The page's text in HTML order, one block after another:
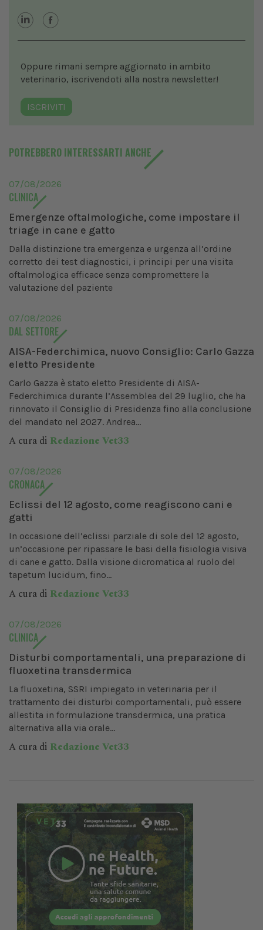
Oppure rimani sempre aggiornato in ambito
veterinario, iscrivendoti alla nostra newsletter!
ISCRIVITI
POTREBBERO INTERESSARTI ANCHE
07/08/2026
CLINICA
Emergenze oftalmologiche, come impostare il
triage in cane e gatto
Dalla distinzione tra emergenza e urgenza all’ordine
corretto dei test diagnostici, i principi per una visita
oftalmologica efficace senza compromettere la
valutazione del paziente
07/08/2026
DAL SETTORE
AISA-Federchimica, nuovo Consiglio: Carlo Gazza
eletto Presidente
Carlo Gazza è stato eletto Presidente di AISA-
Federchimica durante l’Assemblea del 29 luglio, che ha
rinnovato il Consiglio di Presidenza fino alla conclusione
del mandato nel 2027. Andrea...
A cura di Redazione Vet33
07/08/2026
CRONACA
Eclissi del 12 agosto, come reagiscono cani e
gatti
In occasione dell’eclissi parziale di sole del 12 agosto,
un’occasione per ripassare le basi della fisiologia visiva
di cane e gatto. Dalla visione dicromatica al ruolo del
tapetum lucidum, fino...
A cura di Redazione Vet33
07/08/2026
CLINICA
Disturbi comportamentali, una preparazione di
fluoxetina transdermica
La fluoxetina, SSRI impiegato in veterinaria per il
trattamento dei disturbi comportamentali, può essere
allestita in formulazione transdermica, una pratica
alternativa alla via orale...
A cura di Redazione Vet33